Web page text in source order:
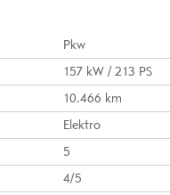
Pkw
157 kW / 213 PS
10.466 km
Elektro
5
4/5